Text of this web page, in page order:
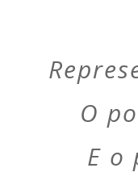
O
E o